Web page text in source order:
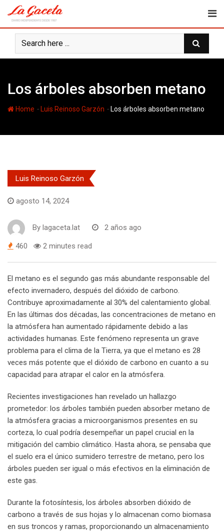
content
Los árboles absorben metano
Home - Luis Reinoso Garzón - Los árboles absorben metano
Luis Reinoso Garzón
agosto 14, 2024
By lagaceta.lat 2 años ago
460 2 minutes read
El metano es el segundo gas más abundante responsable del
efecto invernadero, después del dióxido de carbono.
Contribuye aproximadamente al 30% del calentamiento global.
En las últimas dos décadas, las concentraciones de metano en
la atmósfera han aumentado rápidamente debido a las
actividades humanas. Este fenómeno representa un grave
problema para el clima de la Tierra, ya que el metano es 28
veces más potente que el dióxido de carbono en cuanto a su
capacidad para atrapar el calor en la atmósfera.
Recientes investigaciones han revelado un hallazgo
prometedor: los árboles también pueden absorber metano de
la atmósfera gracias a microorganismos presentes en su
corteza, lo cual podría desempeñar un papel crucial en la
mitigación del cambio climático. Hasta ahora, se pensaba que
el suelo era el único sumidero terrestre de metano, pero los
árboles pueden ser igual o más efectivos en la eliminación de
este gas.
Durante la fotosíntesis, los árboles absorben dióxido de
carbono a través de sus hojas y lo almacenan como biomasa
en sus troncos y ramas, proporcionando un almacenamiento